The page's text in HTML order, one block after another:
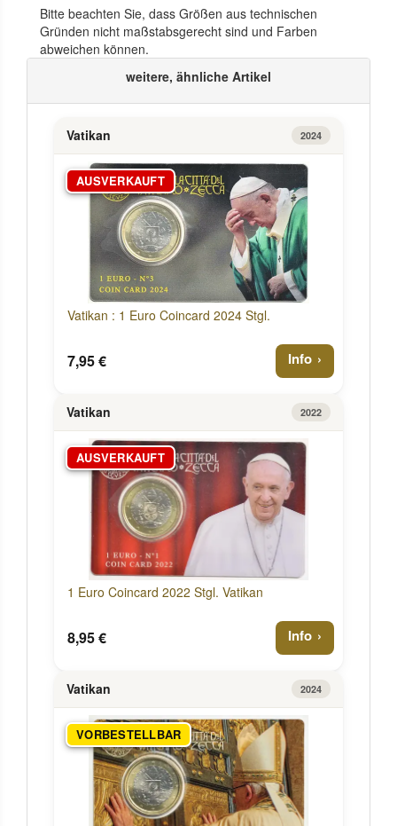
Bitte beachten Sie, dass Größen aus technischen
Gründen nicht maßstabsgerecht sind und Farben
abweichen können.
weitere, ähnliche Artikel
Vatikan 2024
AUSVERKAUFT
Vatikan : 1 Euro Coincard 2024 Stgl.
7,95 € Info
Vatikan 2022
AUSVERKAUFT
1 Euro Coincard 2022 Stgl. Vatikan
8,95 € Info
Vatikan 2024
VORBESTELLBAR